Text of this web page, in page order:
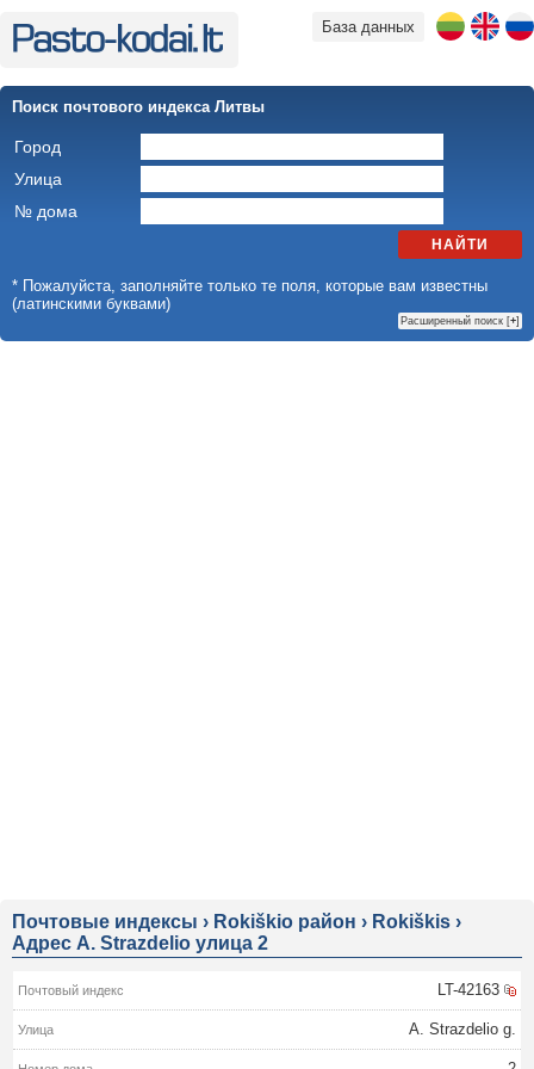
База данных
Поиск почтового индекса Литвы
Город
Улица
№ дома
НАЙТИ
* Пожалуйста, заполняйте только те поля, которые вам известны
(латинскими буквами)
Расширенный поиск [+]
Почтовые индексы › Rokiškio район › Rokiškis ›
Адрес A. Strazdelio улица 2
LT-42163
A. Strazdelio g.